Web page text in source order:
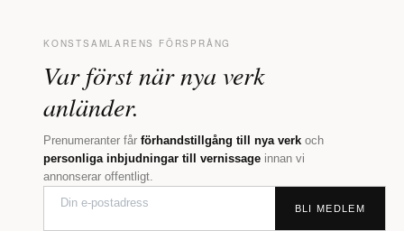
KONSTSAMLARENS FÖRSPRÅNG
Var först när nya verk
anländer.
Prenumeranter får förhandstillgång till nya verk och
personliga inbjudningar till vernissage innan vi
annonserar offentligt.
BLI MEDLEM